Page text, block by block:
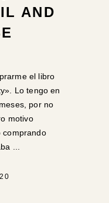
AND
el libro
Lo tengo en
por no
motivo
comprando